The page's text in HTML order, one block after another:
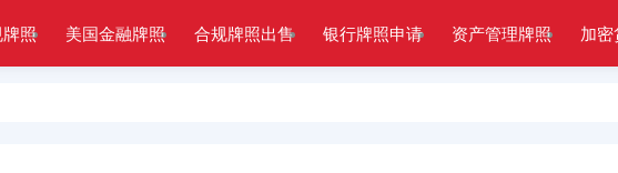
照 美国金融牌照 合规牌照出售 银行牌照申请 资产管理牌照 加